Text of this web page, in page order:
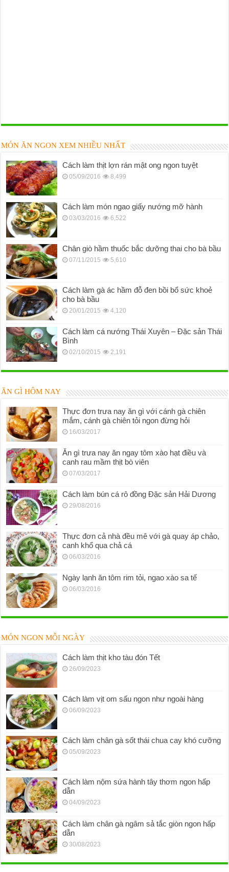
MÓN ĂN NGON XEM NHIỀU NHẤT
Cách làm thịt lợn rán mật ong ngon tuyệt
05/09/2016 8,499
Cách làm món ngao giấy nướng mỡ hành
03/03/2016 6,522
Chân giò hầm thuốc bắc dưỡng thai cho bà bầu
07/11/2015 5,610
Cách làm gà ác hầm đỗ đen bồi bổ sức khoẻ
cho bà bầu
20/01/2015 4,120
Cách làm cá nướng Thái Xuyên – Đặc sản Thái
Bình
02/10/2015 2,191
ĂN GÌ HÔM NAY
Thực đơn trưa nay ăn gì với cánh gà chiên
mắm, cánh gà chiên tỏi ngon đừng hỏi
16/03/2017
Ăn gì trưa nay ăn ngay tôm xào hạt điều và
canh rau mầm thịt bò viên
07/03/2017
Cách làm bún cá rô đồng Đặc sản Hải Dương
29/08/2016
Thực đơn cả nhà đều mê với gà quay áp chảo,
canh khổ qua chả cá
06/03/2016
Ngày lạnh ăn tôm rim tỏi, ngao xào sa tế
06/03/2016
MÓN NGON MỖI NGÀY
Cách làm thịt kho tàu đón Tết
26/09/2023
Cách làm vịt om sấu ngon như ngoài hàng
06/09/2023
Cách làm chân gà sốt thái chua cay khó cưỡng
05/09/2023
Cách làm nộm sứa hành tây thơm ngon hấp
dẫn
04/09/2023
Cách làm chân gà ngâm sả tắc giòn ngon hấp
dẫn
30/08/2023